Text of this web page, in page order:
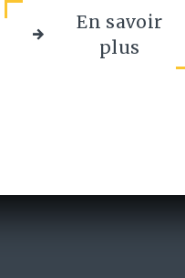
En savoir
plus